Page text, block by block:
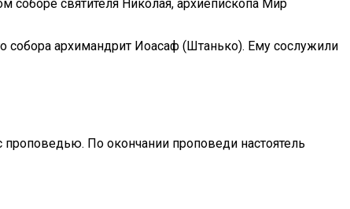
святителя Николая, архиепископа Мир
собора архимандрит Иоасаф (Штанько). Ему сослужили
По окончании проповеди настоятель